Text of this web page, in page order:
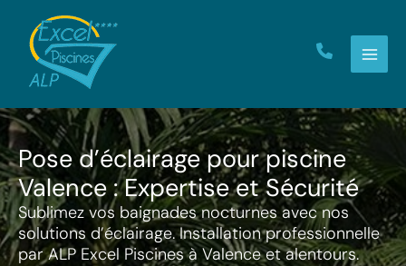
contenu
Pose d’éclairage pour piscine
Valence : Expertise et Sécurité
Sublimez vos baignades nocturnes avec nos
solutions d’éclairage. Installation professionnelle
par ALP Excel Piscines à Valence et alentours.